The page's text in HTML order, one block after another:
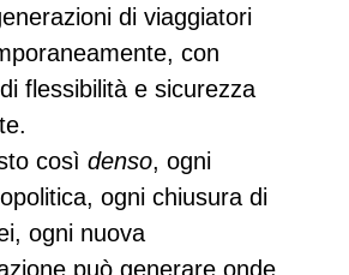
di viaggiatori
, con
flessibilità e sicurezza
così denso, ogni
ogni chiusura di
ogni nuova
può generare onde